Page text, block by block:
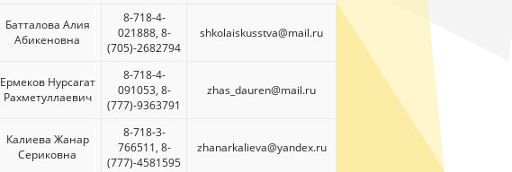
Батталова Алия
Абикеновна
8-718-4-
021888, 8-
(705)-2682794
shkolaiskusstva@mail.ru
Ермеков Нурсагат
Рахметуллаевич
8-718-4-
091053, 8-
(777)-9363791
zhas_dauren@mail.ru
Калиева Жанар
Сериковна
8-718-3-
766511, 8-
(777)-4581595
zhanarkalieva@yandex.ru